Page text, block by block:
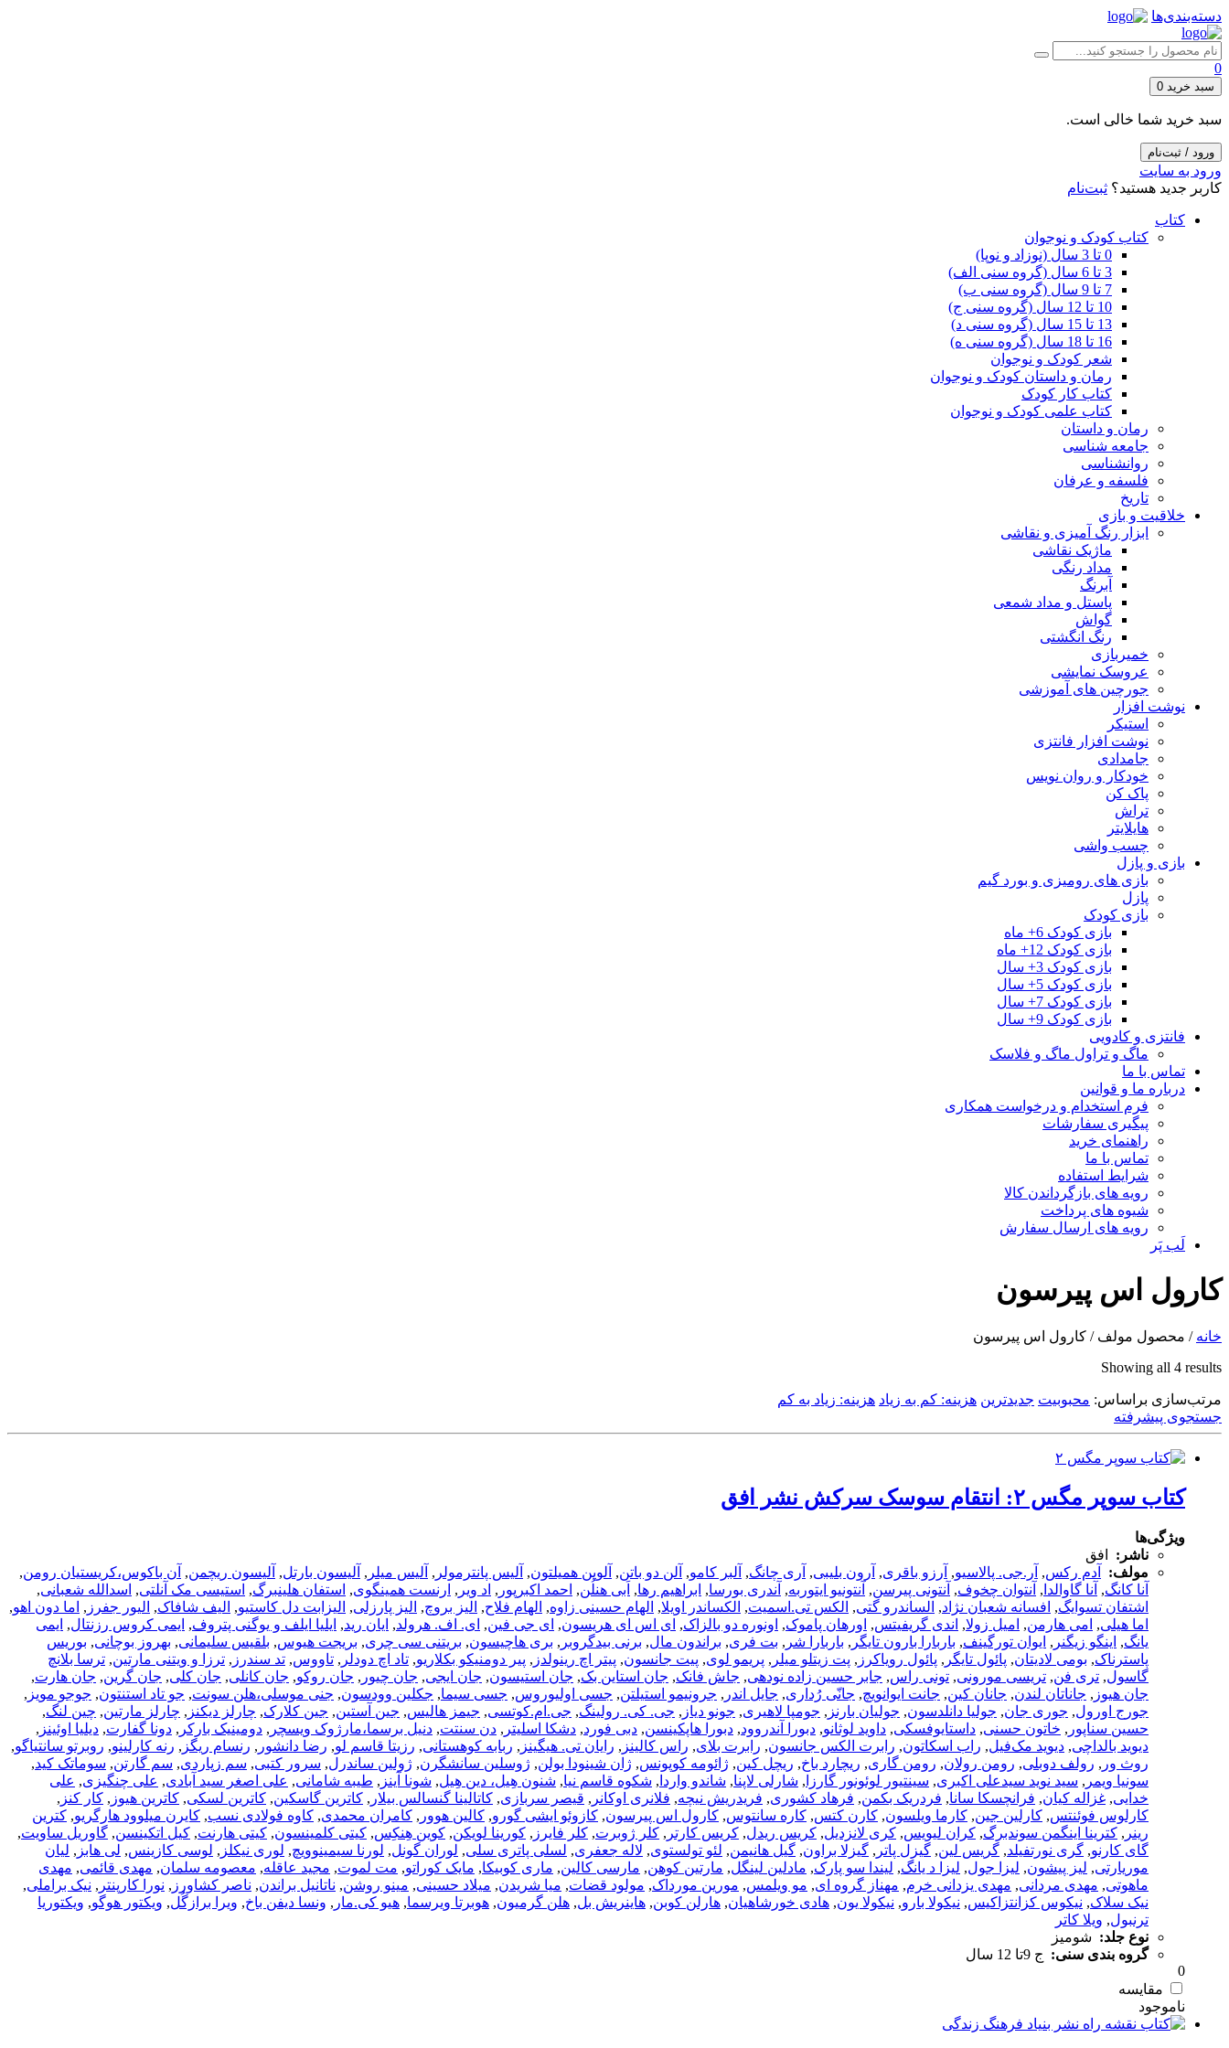
دسته‌بندی‌ها
0
سبد خرید 0
سبد خرید شما خالی است.
ورود / ثبت‌نام
ورود به سایت
کاربر جدید هستید؟ ثبت‌نام
کتاب
کتاب کودک و نوجوان
0 تا 3 سال (نوزاد و نوپا)
3 تا 6 سال (گروه سنی الف)
7 تا 9 سال (گروه سنی ب)
10 تا 12 سال (گروه سنی ج)
13 تا 15 سال (گروه سنی د)
16 تا 18 سال (گروه سنی ه)
شعر کودک و نوجوان
رمان و داستان کودک و نوجوان
کتاب کار کودک
کتاب علمی کودک و نوجوان
رمان و داستان
جامعه شناسی
روانشناسی
فلسفه و عرفان
تاریخ
خلاقیت و بازی
ابزار رنگ آمیزی و نقاشی
ماژیک نقاشی
مداد رنگی
آبرنگ
پاستل و مداد شمعی
گواش
رنگ انگشتی
خمیربازی
عروسک نمایشی
جورچین های آموزشی
نوشت افزار
استیکر
نوشت افزار فانتزی
جامدادی
خودکار و روان نویس
پاک کن
تراش
هایلایتر
چسب واشی
بازی و پازل
بازی های رومیزی و بورد گیم
پازل
بازی کودک
بازی کودک 6+ ماه
بازی کودک 12+ ماه
بازی کودک 3+ سال
بازی کودک 5+ سال
بازی کودک 7+ سال
بازی کودک 9+ سال
فانتزی و کادویی
ماگ و تراول ماگ و فلاسک
تماس با ما
درباره ما و قوانین
فرم استخدام و درخواست همکاری
پیگیری سفارشات
راهنمای خرید
تماس با ما
شرایط استفاده
رویه های بازگرداندن کالا
شیوه های پرداخت
رویه های ارسال سفارش
لَب پَر
کارول اس پیرسون
خانه / محصول مولف / کارول اس پیرسون
Showing all 4 results
latestمرتب‌سازی براساس: محبوبیت جدیدترین هزینه: کم به زیاد هزینه: زیاد به کم
جستجوی پیشرفته
کتاب سوپر مگس ۲: انتقام سوسک سرکش نشر افق
ویژگی‌ها
ناشر:
افق
مولف:
آدم رکس, آر.جی. پالاسیو, آرزو باقری, آرون بلیبی, آری چانگ, آلبر کامو, آلن دو باتن, آلوین همیلتون, آلیس پانترمولر , آلیس میلر , آلیسون بارتل, آلیسون ریچمن, آن باکوس،کریستیان رومن,
آنا کانگ, آنا گاوالدا , آنتوان چخوف, آنتونی پیرسن, آنتونیو ایتوربه, آندری بورسا, ابراهیم رها, اَبی هنلُن, احمد اکبرپور , اد ویر , ارنست همینگوی, استفان هلینبرگ, استیسی مک آنلتی, اسدالله شعبانی,
اشتفان تسوایگ, افسانه شعبان نژاد, الساندرو گتی, الکس تی.اسمیت, الکساندر اویلا, الهام حسینی زاوه, الهام فلاح, الیز بروچ, الیز پارزلی, الیزابت دل کاستیو, الیف شافاک, الیور جفرز , اما دون اهو,
اما هیلی, امی هارمن, امیل زولا, اندی گریفیتس, اورهان پاموک, اونوره دو بالزاک, ای اس ای هریسون, ای جی فین, ای. اف. هرولد, ایان رید, ایلیا ایلف و یوگنی پتروف, ایمی کروس رزنتال, ایمی
یانگ, اینگو زیگنر , ایوان تورگینف, باربارا بارون تایگر , باربارا شر , بت فری, براندون مال, برنی بیدگروبر , بری هاچیسون, بریتنی سی چری, بریجت هیوس, بلقیس سلیمانی, بهروز بوچانی, بوریس
پاسترناک, بومی لادیتان, پائول تایگر , پائول رویاکرز , پت زیتلو میلر , پریمو لوی, پیت جانسون, پیتر اچ رینولدز , پیر دومنیکو بکلاریو, تاد اچ دودلر , تاووس, تد سندرز , ترزا و ویتنی مارتین, ترسا بلانچ
گاسول, تری فن, تریسی مورونی, تونی راس, جابر حسین زاده نودهی, جاش فانک, جان استاین بک, جان استیسون, جان ایجی, جان چیور , جان روکو, جان کانلی, جان کلی, جان گرین, جان هارت,
جان هیوز , جاناتان لندن, جانان کین, جانت ایوانویچ, جانّی رُداری, جایل اندر , جرونیمو استیلتن, جسی اولیوروس, جسی سیما, جکلین وودسون, جنی موسلی،هلن سونت, جو تاد استنتون, جوجو مویز ,
جورج اورول, جوری جان, جولیا دانلدسون, جولیان بارنز , جومپا لاهیری, جونو دیاز , جی. کی. رولینگ, جی.ام.کوتسی, جیمز هالیس, جین آستین, جین کلارک, چارلز دیکنز , چارلز مارتین, چین لنگ,
حسین سناپور , خاتون حسنی, داستایوفسکی, داوید لوثانو, دبورا آندروود, دبورا هاپکینسن, دبی فورد, دشکا اسلیتر , دن سنتت, دنیل برسما،مارژوک ویسچر , دومینیک بارکر , دونا گفارت, دیلیا اوئینز ,
دیوید بالداچی, دیوید مک‌فیل, راب اسکاتون, رابرت الکس جانسون, رابرت بلای, راس کالینز , رایان تی. هیگینز , ربابه کوهستانی, رزیتا قاسم لو, رضا دانشور , رنسام ریگز , رنه کارلینو, روبرتو سانتیاگو,
روث ور , رولف دوبلی, رومن رولان, رومن گاری, ریچارد باخ, ریچل کین, ژائومه کوپونس, ژان شینودا بولن, ژوسلین سانشگرن, ژولین ساندرل, سرور کتبی, سم زپاردی, سم گارتن, سوماتک کید,
سونیا ویمر , سید نوید سیدعلی اکبری, سینتیور لوئونور گارزا , شارلی لاپنا, شاندو واردا , شکوه قاسم نیا, شنون هِیل، دین هِیل, شونا آینز , طیبه شامانی, علی اصغر سید آبادی, علی چنگیزی, علی
خدایی, غزاله کیان, فرانچسکا سانا, فردریک بکمن, فرهاد کشوری, فریدریش نیچه, فلانری اوکانر , قیصر سربازی, کاتالینا گنسالس بیلار , کاترین گاسکین, کاترین لسکی, کاترین هیوز , کار کنز ,
کارلوس فوئنتس, کارلین جین, کارما ویلسون, کارن کتس, کاره سانتوس, کارول اس پیرسون, کازوئو ایشی گورو, کالین هوور , کامران محمدی, کاوه فولادی نسب, کایرن میلوود هارگریو, کترین
رینر , کترینا اینگمن سوندبرگ, کران لیویس, کری لانزدیل, کریس ریدل, کریس کارتر , کلر ژوبرت, کلر فایرز , کورینا لویکن, کوین هِنکِس, کیتی کلمینسون, کیتی هارنت, کیل اتکینسن, گاوریل ساویت,
گای کارنو, گری نورتفیلد, گریس لین, گیزل پاتر , گیزلا براون, گیل هانیمن, لئو تولستوی, لاله جعفری, لسلی پاتری سلی, لوران گونل, لورنا سیمینوویچ, لوری نیکلز , لوسی کازینس, لی هابز , لیان
موریارتی, لیز پیشون, لیزا جول, لیزا د یانگ, لیندا سو پارک, مادلین لینگل, مارتین کوهن, مارسی کالین, ماری کوبیکا, مایک کوراتو, مت لموت, مجید عاقله, معصومه سلمان, مهدی قائمی, مهدی
ماهوتی, مهدی مردانی, مهدی یزدانی خرم, مهناز گروه ای, مو ویلمس, مورین مورداک, مولود قضات, میا شریدن, میلاد حسینی, مینو روشن, ناتانیل براندن, ناصر کشاورز , نورا کارپنتر , نیک براملی,
نیک سلاک, نیکوس کزانتزاکیس, نیکولا بارو, نیکولا یون, هادی خورشاهیان, هارلن کوبن, هاینریش بل, هلن گرمیون, هوبرتا ویرسما, هیو کی.مار , ونسا دیفن باخ, ویرا برازگُل, ویکتور هوگو, ویکتوریا
ترنبول, ویلا کاتر
نوع جلد: شومیز
گروه بندی سنی: ج 9تا 12 سال
0
مقایسه